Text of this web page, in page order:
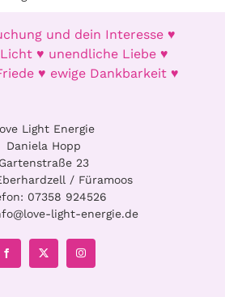
und dein Interesse ♥
♥ unendliche Liebe ♥
♥ ewige Dankbarkeit ♥
Light Energie
Daniela Hopp
Gartenstraße 23
/ Füramoos
07358 924526
light-energie.de